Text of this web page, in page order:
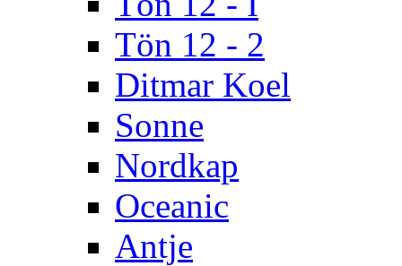
Tön 12 - 2
Ditmar Koel
Sonne
Nordkap
Oceanic
Antje